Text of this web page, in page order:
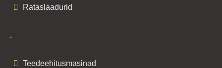
Rataslaadurid
.
Teedeehitusmasinad